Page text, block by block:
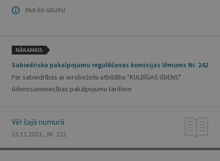
PAR ŠO GRUPU
NĀKAMAIS
Sabiedrisko pakalpojumu regulēšanas komisijas lēmums Nr. 242
Par sabiedrības ar ierobežotu atbildību "KULDĪGAS ŪDENS"
ūdenssaimniecības pakalpojumu tarifiem
Vēl šajā numurā
15.11.2022., Nr. 222